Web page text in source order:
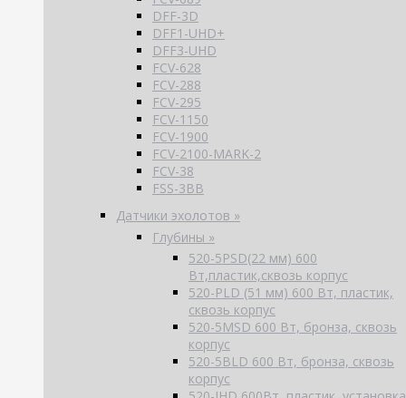
DFF-3D
DFF1-UHD+
DFF3-UHD
FCV-628
FCV-288
FCV-295
FCV-1150
FCV-1900
FCV-2100-MARK-2
FCV-38
FSS-3BB
Датчики эхолотов »
Глубины »
520-5PSD(22 мм) 600
Вт,пластик,сквозь корпус
520-PLD (51 мм) 600 Вт, пластик,
сквозь корпус
520-5MSD 600 Вт, бронза, сквозь
корпус
520-5BLD 600 Вт, бронза, сквозь
корпус